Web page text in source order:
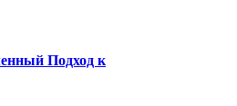
Подход к